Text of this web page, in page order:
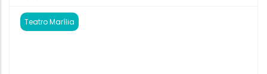
Teatro Marília